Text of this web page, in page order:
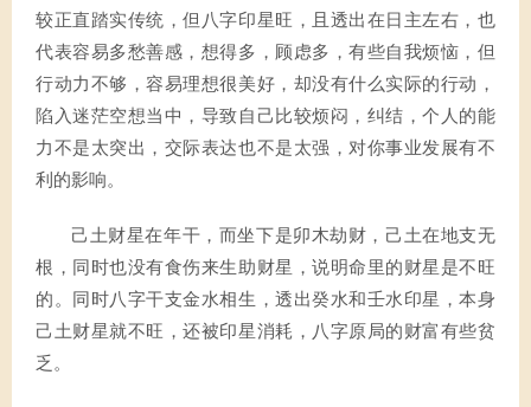
较正直踏实传统，但八字印星旺，且透出在日主左右，也
代表容易多愁善感，想得多，顾虑多，有些自我烦恼，但
行动力不够，容易理想很美好，却没有什么实际的行动，
陷入迷茫空想当中，导致自己比较烦闷，纠结，个人的能
力不是太突出，交际表达也不是太强，对你事业发展有不
利的影响。
己土财星在年干，而坐下是卯木劫财，己土在地支无
根，同时也没有食伤来生助财星，说明命里的财星是不旺
的。同时八字干支金水相生，透出癸水和壬水印星，本身
己土财星就不旺，还被印星消耗，八字原局的财富有些贫
乏。